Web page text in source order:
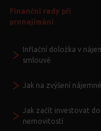
Finanční rady při
pronajímání
Inflační doložka v
smlouvě
Jak na zvýšení
Jak začít investovat do
nemovitostí